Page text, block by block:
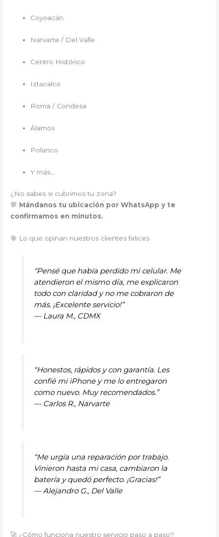
Coyoacán
Narvarte / Del Valle
Centro Histórico
Iztacalco
Roma / Condesa
Álamos
Polanco
Y más…
¿No sabes si cubrimos tu zona?
💬 Mándanos tu ubicación por WhatsApp y te
confirmamos en minutos.
🎯 Lo que opinan nuestros clientes felices
“Pensé que había perdido mi celular. Me
atendieron el mismo día, me explicaron
todo con claridad y no me cobraron de
más. ¡Excelente servicio!”
— Laura M., CDMX
“Honestos, rápidos y con garantía. Les
confié mi iPhone y me lo entregaron
como nuevo. Muy recomendados.”
— Carlos R., Narvarte
“Me urgía una reparación por trabajo.
Vinieron hasta mi casa, cambiaron la
batería y quedó perfecto. ¡Gracias!”
—Alejandro G., Del Valle
🚀 ¿Cómo funciona nuestro servicio paso a paso?